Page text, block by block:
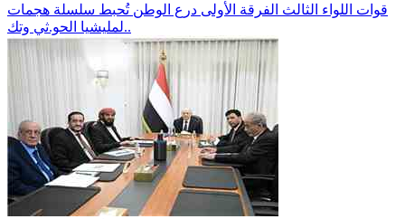
قوات اللواء الثالث الفرقة الأولى درع الوطن تُحبط سلسلة هجمات
لمليشيا الحو.ثي وتك..